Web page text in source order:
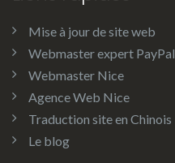
Mise à jour de site web
Webmaster expert PayPal
Webmaster Nice
Agence Web Nice
Traduction site en Chinois
Le blog